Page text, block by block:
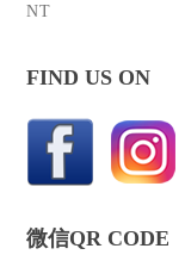
NT
FIND US ON
微信QR CODE